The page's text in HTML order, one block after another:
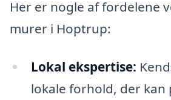
Her er nogle af fordelene
murer i Hoptrup:
Lokal ekspertise:
lokale forhold, der kan